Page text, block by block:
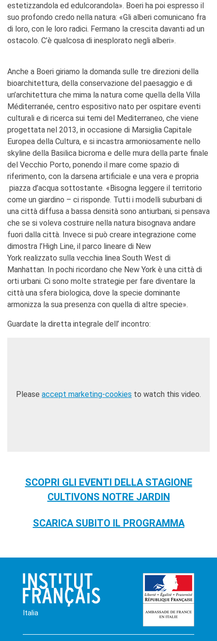
estetizzandola ed edulcorandola». Boeri ha poi espresso il
suo profondo credo nella natura: «Gli alberi comunicano fra
di loro, con le loro radici. Fermano la crescita davanti ad un
ostacolo. C’è qualcosa di inesplorato negli alberi».
Anche a Boeri giriamo la domanda sulle tre direzioni della
bioarchitettura, della conservazione del paesaggio e di
un’architettura che mima la natura come quella della Villa
Méditerranée, centro espositivo nato per ospitare eventi
culturali e di ricerca sui temi del Mediterraneo, che viene
progettata nel 2013, in occasione di Marsiglia Capitale
Europea della Cultura, e si incastra armoniosamente nello
skyline della Basilica bicroma e delle mura della parte finale
del Vecchio Porto, ponendo il mare come spazio di
riferimento, con la darsena artificiale e una vera e propria
piazza d’acqua sottostante. «Bisogna leggere il territorio
come un giardino – ci risponde. Tutti i modelli suburbani di
una città diffusa a bassa densità sono antiurbani, si pensava
che se si voleva costruire nella natura bisognava andare
fuori dalla città. Invece si può creare integrazione come
dimostra l’High Line, il parco lineare di New
York realizzato sulla vecchia linea South West di
Manhattan. In pochi ricordano che New York è una città di
orti urbani. Ci sono molte strategie per fare diventare la
città una sfera biologica, dove la specie dominante
armonizza la sua presenza con quella di altre specie».
Guardate la diretta integrale dell’ incontro:
Please accept marketing-cookies to watch this video.
SCOPRI GLI EVENTI DELLA STAGIONE
CULTIVONS NOTRE JARDIN
SCARICA SUBITO IL PROGRAMMA
Italia